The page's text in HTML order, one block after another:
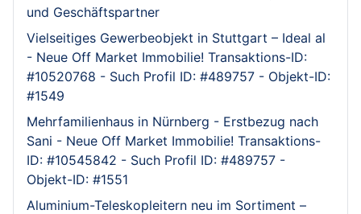
und Geschäftspartner
Vielseitiges Gewerbeobjekt in Stuttgart – Ideal al
- Neue Off Market Immobilie! Transaktions-ID:
#10520768 - Such Profil ID: #489757 - Objekt-ID:
#1549
Mehrfamilienhaus in Nürnberg - Erstbezug nach
Sani - Neue Off Market Immobilie! Transaktions-
ID: #10545842 - Such Profil ID: #489757 -
Objekt-ID: #1551
Aluminium-Teleskopleitern neu im Sortiment –